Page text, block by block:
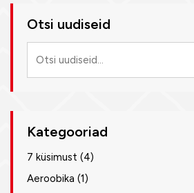
Otsi uudiseid
uudiseid
Kategooriad
7 küsimust (4)
Aeroobika (1)